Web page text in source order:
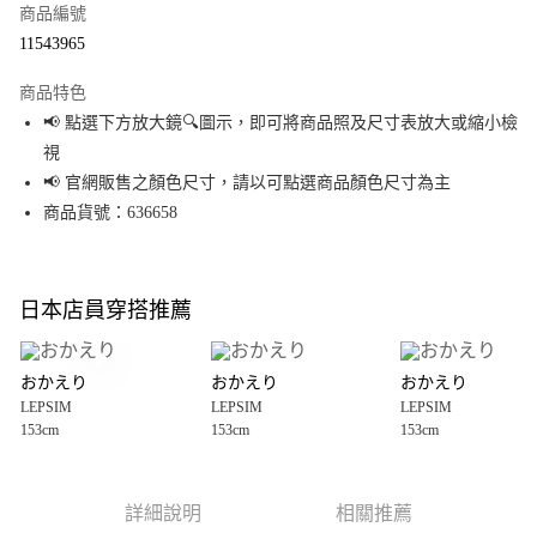
Apple Pay
街口支付
悠遊付
全盈+PAY
大哥付你分期
【大哥付你分期使用說明】
1.本服務由台灣大哥大提供，台灣大哥大用戶可立即使用無須另外申請。
2.付款方式選擇「大哥付你分期」，訂單成立後會自動跳轉到大哥付的交易
3.實際核准額度、可分期數及費用金額請依後續交易確認頁面所載為準。
4.訂單成立30分鐘內，如未前往確認交易或遇審核未通過，訂單將自動取
AFTEE先享後付
商品編號
11543965
商品特色
📢 點選下方放大鏡🔍圖示，即可將商品照及尺寸表放大或縮小檢
視
📢 官網販售之顏色尺寸，請以可點選商品顏色尺寸為主
商品貨號：636658
日本店員穿搭推薦
おかえり
LEPSIM
153cm
おかえり
LEPSIM
153cm
おかえり
LEPSIM
153cm
詳細說明 相關推薦